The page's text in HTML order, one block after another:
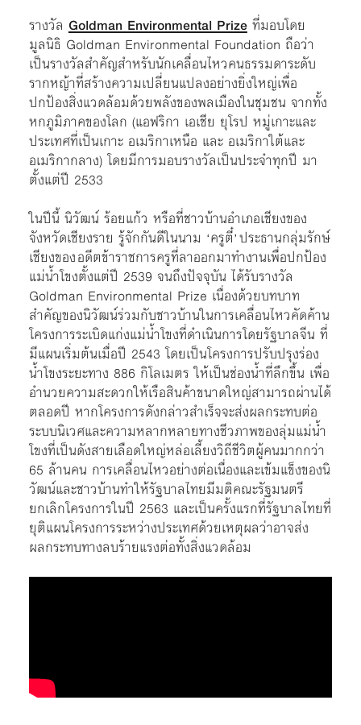
รางวัลGoldman Environmental Prizeที่มอบโดย
มูลนิธิ Goldman Environmental Foundation ถือว่า
เป็นรางวัลสำคัญสำหรับนักเคลื่อนไหวคนธรรมดาระดับ
รากหญ้าที่สร้างความเปลี่ยนแปลงอย่างยิ่งใหญ่เพื่อ
ปกป้องสิ่งแวดล้อมด้วยพลังของพลเมืองในชุมชน จากทั้ง
หกภูมิภาคของโลก (แอฟริกา เอเชีย ยุโรป หมู่เกาะและ
ประเทศที่เป็นเกาะ อเมริกาเหนือ และ อเมริกาใต้และ
อเมริกากลาง) โดยมีการมอบรางวัลเป็นประจำทุกปี มา
ตั้งแต่ปี 2533
ในปีนี้ นิวัฒน์ ร้อยแก้ว หรือที่ชาวบ้านอำเภอเชียงของ
จังหวัดเชียงราย รู้จักกันดีในนาม ‘ครูตี๋’ ประธานกลุ่มรักษ์
เชียงของ อดีตข้าราชการครูที่ลาออกมาทำงานเพื่อปกป้อง
แม่น้ำโขงตั้งแต่ปี 2539 จนถึงปัจจุบัน ได้รับรางวัล
Goldman Environmental Prize เนื่องด้วยบทบาท
สำคัญของนิวัฒน์ร่วมกับชาวบ้านในการเคลื่อนไหวคัดค้าน
โครงการระเบิดแก่งแม่น้ำโขงที่ดำเนินการโดยรัฐบาลจีน ที่
มีแผนเริ่มต้นเมื่อปี 2543 โดยเป็นโครงการปรับปรุงร่อง
น้ำโขงระยะทาง 886 กิโลเมตร ให้เป็นช่องน้ำที่ลึกขึ้น เพื่อ
อำนวยความสะดวกให้เรือสินค้าขนาดใหญ่สามารถผ่านได้
ตลอดปี หากโครงการดังกล่าวสำเร็จจะส่งผลกระทบต่อ
ระบบนิเวศและความหลากหลายทางชีวภาพของลุ่มแม่น้ำ
โขงที่เป็นดังสายเลือดใหญ่หล่อเลี้ยงวิถีชีวิตผู้คนมากกว่า
65 ล้านคน การเคลื่อนไหวอย่างต่อเนื่องและเข้มแข็งของนิ
วัฒน์และชาวบ้านทำให้รัฐบาลไทยมีมติคณะรัฐมนตรี
ยกเลิกโครงการในปี 2563 และเป็นครั้งแรกที่รัฐบาลไทยที่
ยุติแผนโครงการระหว่างประเทศด้วยเหตุผลว่าอาจส่ง
ผลกระทบทางลบร้ายแรงต่อทั้งสิ่งแวดล้อม